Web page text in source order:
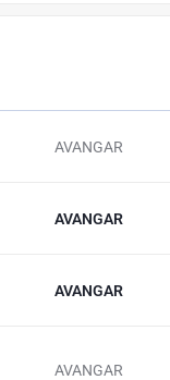
AVANGAR
AVANGAR
AVANGAR
AVANGAR